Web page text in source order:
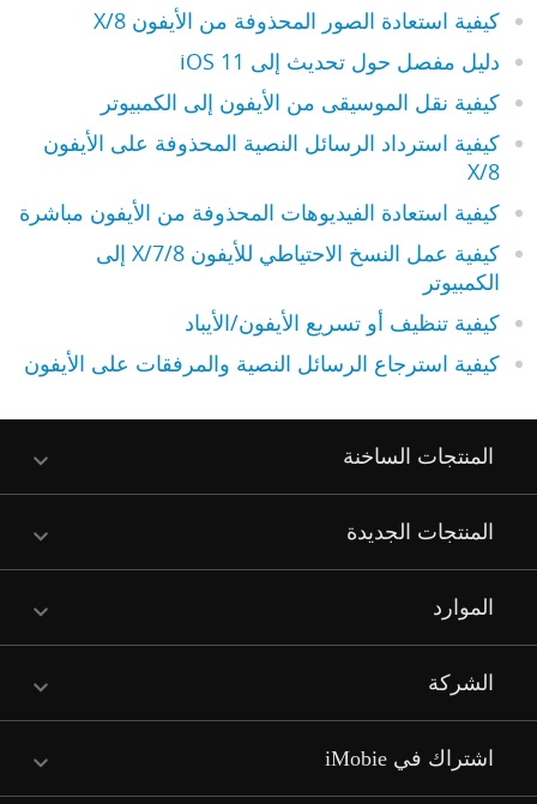
كيفية استعادة الصور المحذوفة من الأيفون 8/X
دليل مفصل حول تحديث إلى iOS 11
كيفية نقل الموسيقى من الأيفون إلى الكمبيوتر
كيفية استرداد الرسائل النصية المحذوفة على الأيفون
8/X
كيفية استعادة الفيديوهات المحذوفة من الأيفون مباشرة
كيفية عمل النسخ الاحتياطي للأيفون 7/8/X إلى
الكمبيوتر
كيفية تنظيف أو تسريع الأيفون/الأيباد
كيفية استرجاع الرسائل النصية والمرفقات على الأيفون
المنتجات الساخنة
المنتجات الجديدة
الموارد
الشركة
اشتراك في iMobie